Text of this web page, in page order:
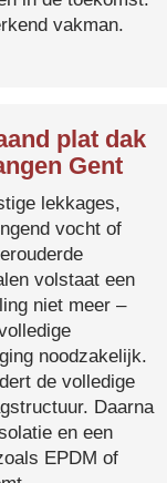
vakman.
plat dak
Gent
lekkages,
vocht of
volstaat een
niet meer –
noodzakelijk.
de volledige
Daarna
en een
EPDM of